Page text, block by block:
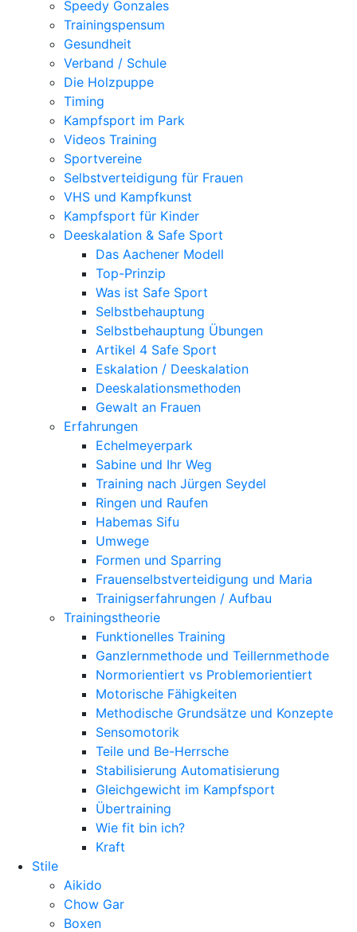
Speedy Gonzales
Trainingspensum
Gesundheit
Verband / Schule
Die Holzpuppe
Timing
Kampfsport im Park
Videos Training
Sportvereine
Selbstverteidigung für Frauen
VHS und Kampfkunst
Kampfsport für Kinder
Deeskalation & Safe Sport
Das Aachener Modell
Top-Prinzip
Was ist Safe Sport
Selbstbehauptung
Selbstbehauptung Übungen
Artikel 4 Safe Sport
Eskalation / Deeskalation
Deeskalationsmethoden
Gewalt an Frauen
Erfahrungen
Echelmeyerpark
Sabine und Ihr Weg
Training nach Jürgen Seydel
Ringen und Raufen
Habemas Sifu
Umwege
Formen und Sparring
Frauenselbstverteidigung und Maria
Trainigserfahrungen / Aufbau
Trainingstheorie
Funktionelles Training
Ganzlernmethode und Teillernmethode
Normorientiert vs Problemorientiert
Motorische Fähigkeiten
Methodische Grundsätze und Konzepte
Sensomotorik
Teile und Be-Herrsche
Stabilisierung Automatisierung
Gleichgewicht im Kampfsport
Übertraining
Wie fit bin ich?
Kraft
Stile
Aikido
Chow Gar
Boxen